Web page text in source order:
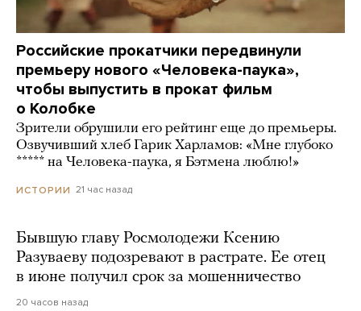
Российские прокатчики передвинули
премьеру нового «Человека-паука»,
чтобы выпустить в прокат фильм
о Колобке
Зрители обрушили его рейтинг еще до премьеры.
Озвучивший хлеб Гарик Харламов: «Мне глубоко
***** на Человека-паука, я Бэтмена люблю!»
ИСТОРИИ 21 час назад
Бывшую главу Росмолодежи Ксению
Разуваеву подозревают в растрате. Ее отец
в июне получил срок за мошенничество
20 часов назад